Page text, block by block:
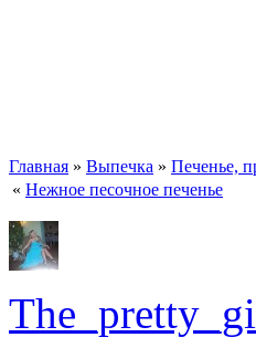
Главная » Выпечка » Печенье,
« Нежное песочное печенье